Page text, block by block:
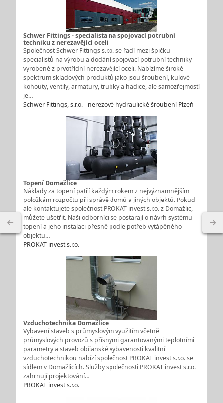
Schwer Fittings - specialista na spojovací potrubní
techniku z nerezavějící oceli
Společnost Schwer Fittings s.r.o. se řadí mezi špičku
specialistů na výrobu a dodání spojovací potrubní techniky
vyrobené z prvotřídní nerezavějící oceli. Nabízíme široké
spektrum skladových produktů jako jsou šroubení, kulové
kohouty, ventily, armatury, trubky a hadice, ale samozřejmostí
je…
Schwer Fittings, s.r.o. - nerezové hydraulické šroubení Plzeň
Topení Domažlice
Náklady za topení patří každým rokem z nejvýznamnějším
položkám rozpočtu při správě domů a jiných objektů. Pokud
ale kontaktujete společnost PROKAT invest s.r.o. z Domažlic,
můžete ušetřit. Naši odborníci se postarají o návrh systému
topení a jeho instalaci přesně podle potřeb vytápěného
objektu…
PROKAT invest s.r.o.
Vzduchotechnika Domažlice
Vybavení staveb s průmyslovým využitím včetně
průmyslových provozů s přísnými garantovanými teplotními
parametry a staveb občanské vybavenosti kvalitní
vzduchotechnikou nabízí společnost PROKAT invest s.r.o. se
sídlem v Domažlicích. Služby společnosti PROKAT invest s.r.o.
zahrnují projektování…
PROKAT invest s.r.o.